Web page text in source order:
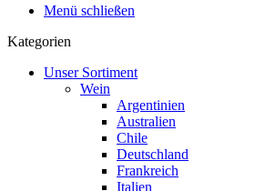
Menü schließen
Kategorien
Unser Sortiment
Wein
Argentinien
Australien
Chile
Deutschland
Frankreich
Italien